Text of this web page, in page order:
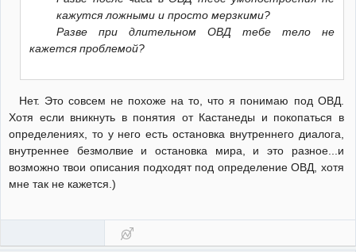
кажутся ложными и просто мерзкими?
Разве при длительном ОВД тебе тело не
кажется проблемой?
Нет. Это совсем не похоже на то, что я понимаю под ОВД.
Хотя если вникнуть в понятия от Кастанеды и покопаться в
определениях, то у него есть остановка внутреннего диалога,
внутреннее безмолвие и остановка мира, и это разное...и
возможно твои описания подходят под определение ОВД, хотя
мне так не кажется.)